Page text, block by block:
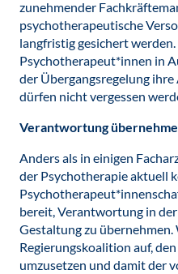
zunehmender
psychotherapeutische
langfristig gesichert
Psychotherapeut*innen in
der Übergangsregelung
dürfen nicht vergessen
Verantwortung
Anders als in einigen
der Psychotherapie aktuell
bereit, Verantwortung in
Gestaltung zu
Regierungskoalition auf,
umzusetzen und damit der